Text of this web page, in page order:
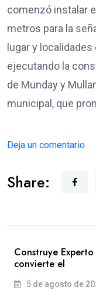
comenzó instalar
metros para la
lugar y
ejecutando la
de Munday y
municipal, que
Deja un comentario
Share:
Construye
convierte el
5 de agosto de